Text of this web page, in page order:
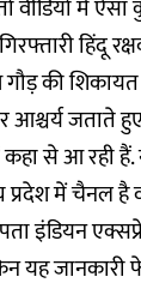
वीडियो में ऐसा
हिंदू
की शिकायत
जताते हुए
से आ रही हैं.
प्रदेश में चैनल है
इंडियन
यह